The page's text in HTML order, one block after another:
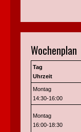
Wochenplan
Tag
Uhrzeit
Montag
14:30-16:00
Montag
16:00-18:30